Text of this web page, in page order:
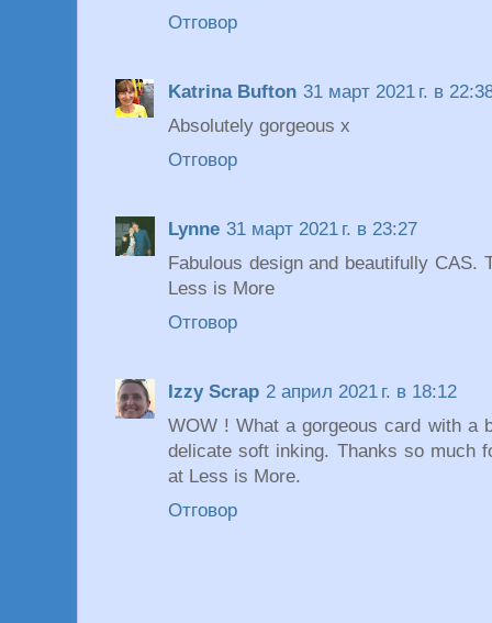
Отговор
Katrina Bufton 31 март 2021 г. в
Absolutely gorgeous x
Отговор
Lynne 31 март 2021 г. в 23:27
Fabulous design and beautifully CAS.
Less is More
Отговор
Izzy Scrap 2 април 2021 г. в 18:12
WOW ! What a gorgeous card with a
delicate soft inking. Thanks so much
at Less is More.
Отговор